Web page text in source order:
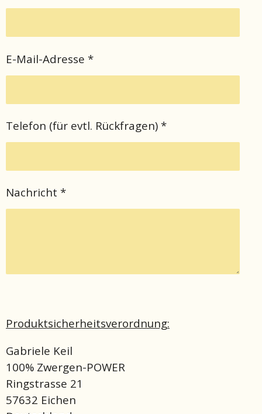
E-Mail-Adresse *
Telefon (für evtl. Rückfragen) *
Nachricht *
Produktsicherheitsverordnung:
Gabriele Keil
100% Zwergen-POWER
Ringstrasse 21
57632 Eichen